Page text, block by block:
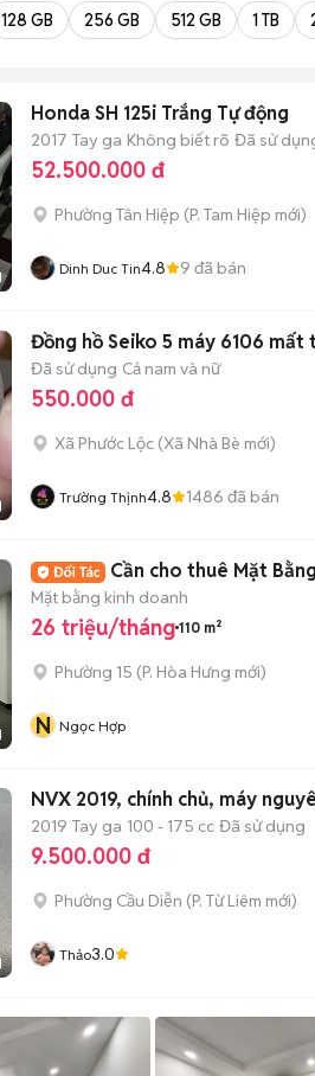
128 GB 256 GB 512 GB 1 TB
Honda SH 125i Trắng Tự động
2017 Tay ga Không biết rõ Đã sử
52.500.000 đ
Phường Tân Hiệp (P. Tam Hiệp mới)
Dinh Duc Tin4.8 9 đã bán
Đồng hồ Seiko 5 máy 6106 mất
Đã sử dụng Cả nam và nữ
550.000 đ
Xã Phước Lộc (Xã Nhà Bè mới)
Trường Thịnh4.8 1486 đã bán
Cần cho thuê Mặt
Mặt bằng kinh doanh
26 triệu/tháng 110 m²
Phường 15 (P. Hòa Hưng mới)
N Ngọc Hợp
NVX 2019, chính chủ, máy
2019 Tay ga 100 - 175 cc Đã sử dụng
9.500.000 đ
Phường Cầu Diễn (P. Từ Liêm mới)
Thảo3.0